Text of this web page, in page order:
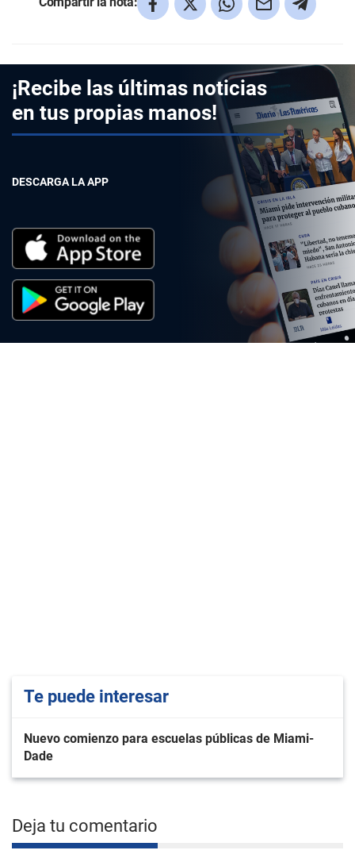
¡Recibe las últimas noticias
en tus propias manos!
DESCARGA LA APP
Te puede interesar
Nuevo comienzo para escuelas públicas de Miami-
Dade
Deja tu comentario